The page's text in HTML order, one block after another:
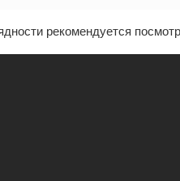
рекомендуется